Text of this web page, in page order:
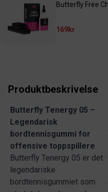
Butterfly Free
169kr
Produktbeskrivelse
Butterfly Tenergy 05 –
Legendarisk
bordtennisgummi for
offensive toppspillere
Butterfly Tenergy 05 er det
legendariske
bordtennisgummiet som